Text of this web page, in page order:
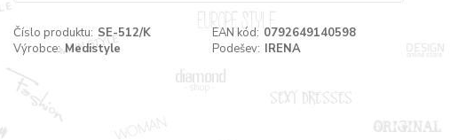
Číslo produktu: SE-512/K EAN kód: 0792649140598
Výrobce: Medistyle Podešev: IRENA